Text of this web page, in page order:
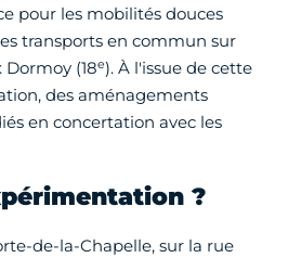
pour les mobilités douces
transports en commun sur
(18e). À l'issue de cette
des aménagements
en concertation avec les
?
de-la-Chapelle, sur la rue